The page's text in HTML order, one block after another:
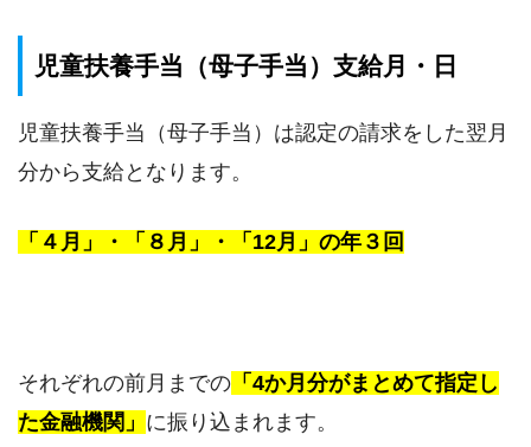
児童扶養手当（母子手当）支給月・日
児童扶養手当（母子手当）は認定の請求をした翌月
分から支給となります。
「４月」・「８月」・「12月」の年３回
それぞれの前月までの 「4か月分がまとめて指定し
た金融機関」 に振り込まれます。